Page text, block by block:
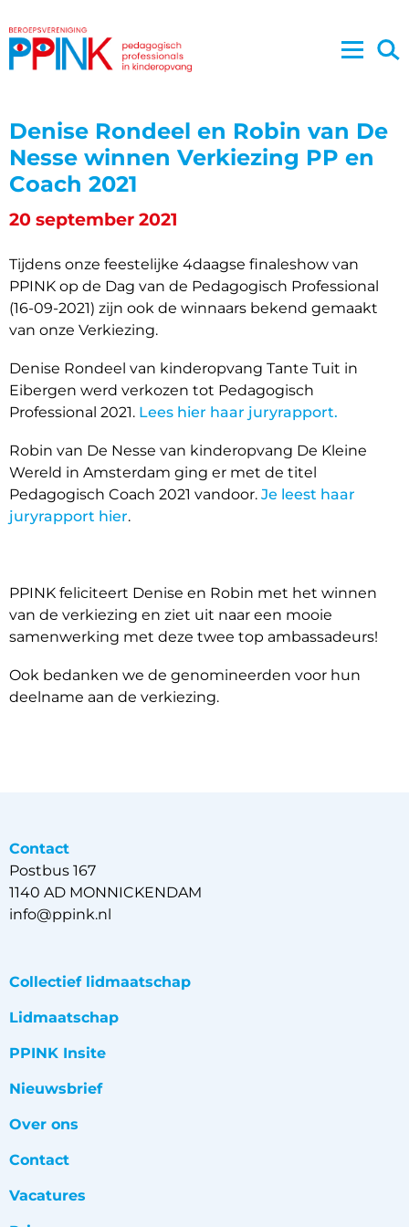
Denise Rondeel en Robin van De
Nesse winnen Verkiezing PP en
Coach 2021
20 september 2021
Tijdens onze feestelijke 4daagse finaleshow van
PPINK op de Dag van de Pedagogisch Professional
(16-09-2021) zijn ook de winnaars bekend gemaakt
van onze Verkiezing.
Denise Rondeel van kinderopvang Tante Tuit in
Eibergen werd verkozen tot Pedagogisch
Professional 2021. Lees hier haar juryrapport.
Robin van De Nesse van kinderopvang De Kleine
Wereld in Amsterdam ging er met de titel
Pedagogisch Coach 2021 vandoor. Je leest haar
juryrapport hier.
PPINK feliciteert Denise en Robin met het winnen
van de verkiezing en ziet uit naar een mooie
samenwerking met deze twee top ambassadeurs!
Ook bedanken we de genomineerden voor hun
deelname aan de verkiezing.
Contact
Postbus 167
1140 AD MONNICKENDAM
info@ppink.nl
Collectief lidmaatschap
Lidmaatschap
PPINK Insite
Nieuwsbrief
Over ons
Contact
Vacatures